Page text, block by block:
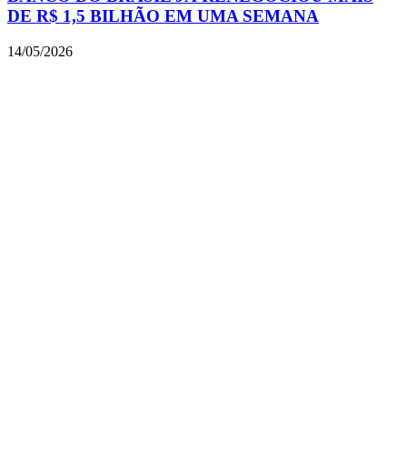
DE R$ 1,5 BILHÃO EM UMA SEMANA
14/05/2026